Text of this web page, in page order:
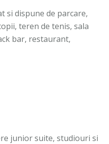
si dispune de parcare,
teren de tenis, sala
bar, restaurant,
junior suite, studiouri si